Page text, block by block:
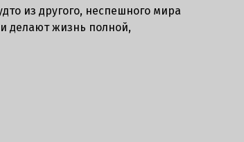
из другого, неспешного мира
делают жизнь полной,